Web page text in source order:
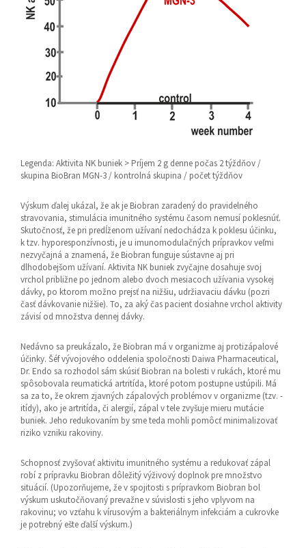
Legenda: Aktivita NK buniek > Príjem 2 g denne počas 2 týždňov /
skupina BioBran MGN-3 / kontrolná skupina / počet týždňov
Výskum ďalej ukázal, že ak je Biobran zaradený do pravidelného
stravovania, stimulácia imunitného systému časom nemusí poklesnúť.
Skutočnosť, že pri predĺženom užívaní nedochádza k poklesu účinku,
k tzv. hyporesponzívnosti, je u imunomodulačných prípravkov veľmi
nezvyčajná a znamená, že Biobran funguje sústavne aj pri
dlhodobejšom užívaní. Aktivita NK buniek zvyčajne dosahuje svoj
vrchol približne po jednom alebo dvoch mesiacoch užívania vysokej
dávky, po ktorom možno prejsť na nižšiu, udržiavaciu dávku (pozri
časť dávkovanie nižšie). To, za aký čas pacient dosiahne vrchol aktivity
závisí od množstva dennej dávky.
Nedávno sa preukázalo, že Biobran má v organizme aj protizápalové
účinky. Šéf vývojového oddelenia spoločnosti Daiwa Pharmaceutical,
Dr. Endo sa rozhodol sám skúsiť Biobran na bolesti v rukách, ktoré mu
spôsobovala reumatická artritída, ktoré potom postupne ustúpili. Má
sa za to, že okrem zjavných zápalových problémov v organizme (tzv. -
itídy), ako je artritída, či alergií, zápal v tele zvyšuje mieru mutácie
buniek. Jeho redukovaním by sme teda mohli pomôcť minimalizovať
riziko vzniku rakoviny.
Schopnosť zvyšovať aktivitu imunitného systému a redukovať zápal
robí z prípravku Biobran dôležitý výživový doplnok pre množstvo
situácií. (Upozorňujeme, že v spojitosti s prípravkom Biobran bol
výskum uskutočňovaný prevažne v súvislosti s jeho vplyvom na
rakovinu; vo vzťahu k vírusovým a bakteriálnym infekciám a cukrovke
je potrebný ešte ďalší výskum.)